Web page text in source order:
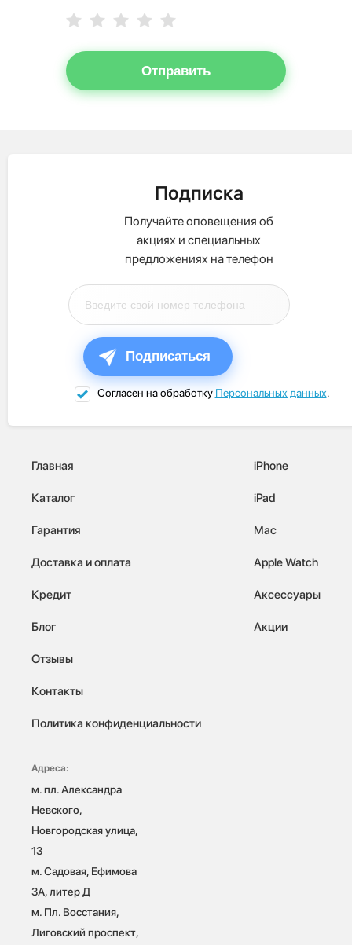
Отправить
Подписка
Получайте оповещения об
акциях и специальных
предложениях на телефон
Подписаться
Согласен на обработку Персональных данных.
Главная
Каталог
Гарантия
Доставка и оплата
Кредит
Блог
Отзывы
Контакты
Политика конфиденциальности
iPhone
iPad
Mac
Apple Watch
Аксессуары
Акции
Адреса:
м. пл. Александра
Невского,
Новгородская улица,
13
м. Садовая, Ефимова
3А, литер Д
м. Пл. Восстания,
Лиговский проспект,